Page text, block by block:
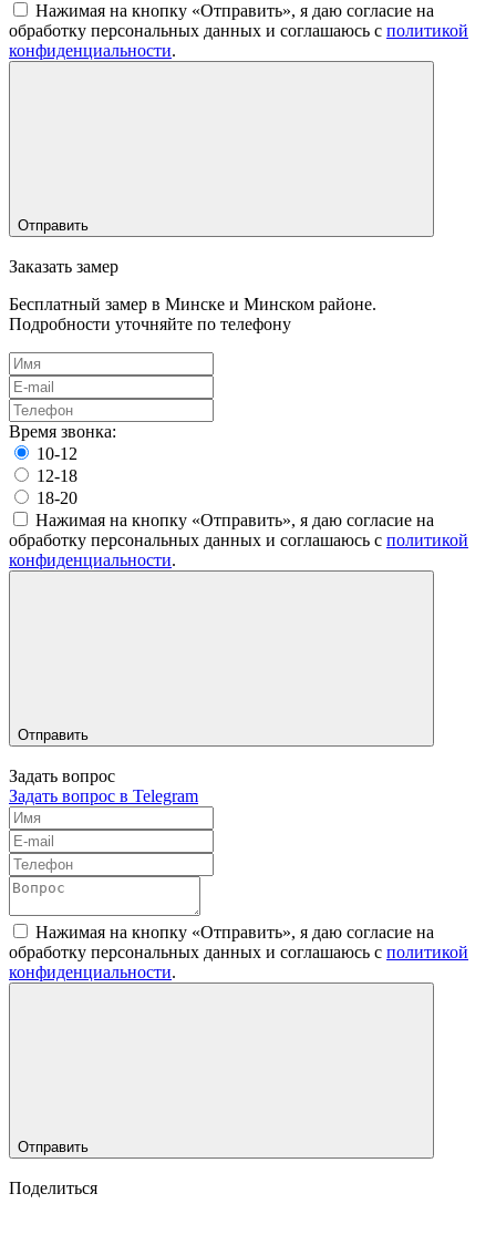
Нажимая на кнопку «Отправить», я даю согласие на
обработку персональных данных и соглашаюсь c политикой
конфиденциальности.
Отправить
Заказать замер
Бесплатный замер в Минске и Минском районе.
Подробности уточняйте по телефону
Время звонка:
10-12
12-18
18-20
Нажимая на кнопку «Отправить», я даю согласие на
обработку персональных данных и соглашаюсь c политикой
конфиденциальности.
Отправить
Задать вопрос
Задать вопрос в Telegram
Нажимая на кнопку «Отправить», я даю согласие на
обработку персональных данных и соглашаюсь c политикой
конфиденциальности.
Отправить
Поделиться